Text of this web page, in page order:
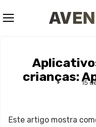
crianças: 15
Este artigo mostra